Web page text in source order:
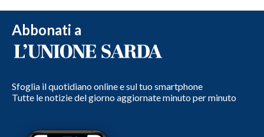
Abbonati a
Sfoglia il quotidiano online e sul tuo smartphone
Tutte le notizie del giorno aggiornate minuto per minuto